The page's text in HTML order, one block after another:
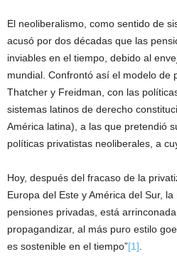
El neoliberalismo, como sentido de
acusó por dos décadas que las
inviables en el tiempo, debido al
mundial. Confrontó así el modelo de
Thatcher y Freidman, con las
sistemas latinos de derecho
América latina), a las que pretendió
políticas privatistas neoliberales, a
Hoy, después del fracaso de la
Europa del Este y América del Sur,
pensiones privadas, está
propagandizar, al más puro estilo
es sostenible en el tiempo”[1]